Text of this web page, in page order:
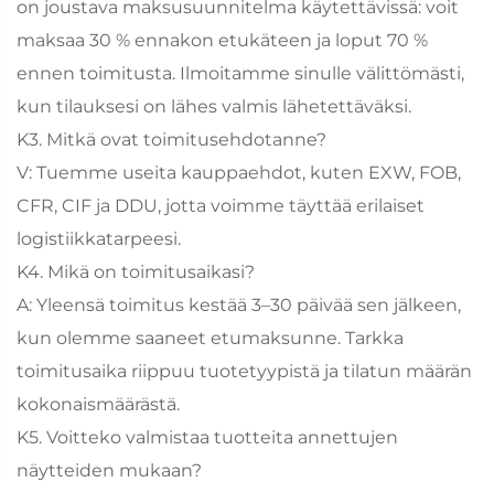
on joustava maksusuunnitelma käytettävissä: voit
maksaa 30 % ennakon etukäteen ja loput 70 %
ennen toimitusta. Ilmoitamme sinulle välittömästi,
kun tilauksesi on lähes valmis lähetettäväksi.
K3. Mitkä ovat toimitusehdotanne?
V: Tuemme useita kauppaehdot, kuten EXW, FOB,
CFR, CIF ja DDU, jotta voimme täyttää erilaiset
logistiikkatarpeesi.
K4. Mikä on toimitusaikasi?
A: Yleensä toimitus kestää 3–30 päivää sen jälkeen,
kun olemme saaneet etumaksunne. Tarkka
toimitusaika riippuu tuotetyypistä ja tilatun määrän
kokonaismäärästä.
K5. Voitteko valmistaa tuotteita annettujen
näytteiden mukaan?